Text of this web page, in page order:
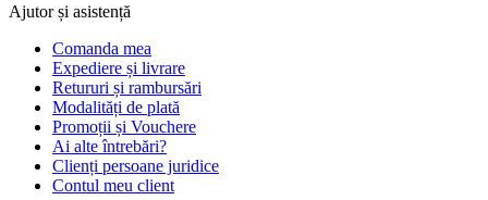
Ajutor și asistență
Comanda mea
Expediere și livrare
Retururi și rambursări
Modalități de plată
Promoții și Vouchere
Ai alte întrebări?
Clienți persoane juridice
Contul meu client